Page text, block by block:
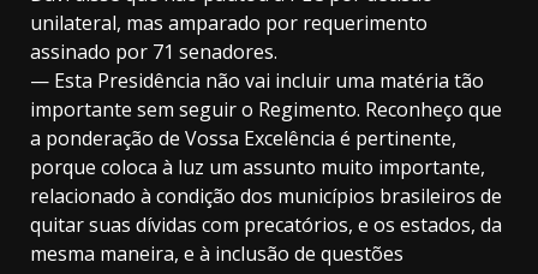
unilateral, mas amparado por requerimento
assinado por 71 senadores.
— Esta Presidência não vai incluir uma matéria tão
importante sem seguir o Regimento. Reconheço que
a ponderação de Vossa Excelência é pertinente,
porque coloca à luz um assunto muito importante,
relacionado à condição dos municípios brasileiros de
quitar suas dívidas com precatórios, e os estados, da
mesma maneira, e à inclusão de questões